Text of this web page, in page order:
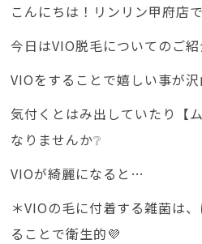
こんにちは！リンリン甲府店
今日はVIO脱毛についてのご紹
VIOをすることで嬉しい事が
気付くとはみ出していたり【
なりませんか❔
VIOが綺麗になると…
＊VIOの毛に付着する雑菌は
ることで衛生的💜